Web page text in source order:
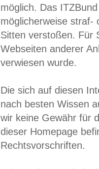
möglich. Das
möglicherweise straf-
Sitten verstoßen. Für
Webseiten anderer
verwiesen wurde.
Die sich auf diesen
nach besten Wissen
wir keine Gewähr für
dieser Homepage
Rechtsvorschriften.